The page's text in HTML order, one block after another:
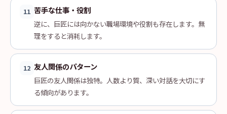
11 苦手な仕事・役割
逆に、巨匠には向かない職場環境や役割も存在します。無
理をすると消耗します。
12 友人関係のパターン
巨匠の友人関係は独特。人数より質、深い対話を大切にす
る傾向があります。